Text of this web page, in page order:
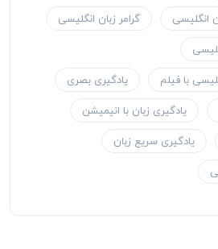
انگلیسی
گرامر زبان انگلیسی
با فیلم
یادگیری بصری
یادگیری زبان با انیمیشن
یادگیری سریع زبان